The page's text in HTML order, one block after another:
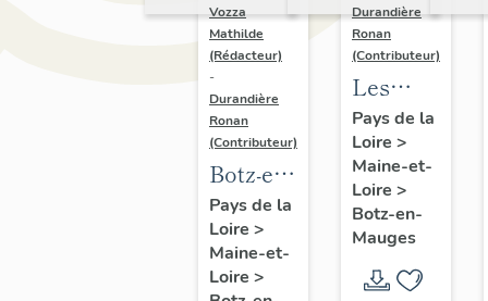
Vozza
Mathilde
(Rédacteur)
-
Durandière
Ronan
(Contributeur)
Botz-en-
Mauges
:
présentation
de la
Pays de la
Loire >
Maine-et-
Loire >
Durandière
Ronan
(Contributeur)
Les
maisons
et les
fermes
de la
commune
de Botz-
Pays de la
Loire >
Maine-et-
Loire >
Botz-en-
Mauges